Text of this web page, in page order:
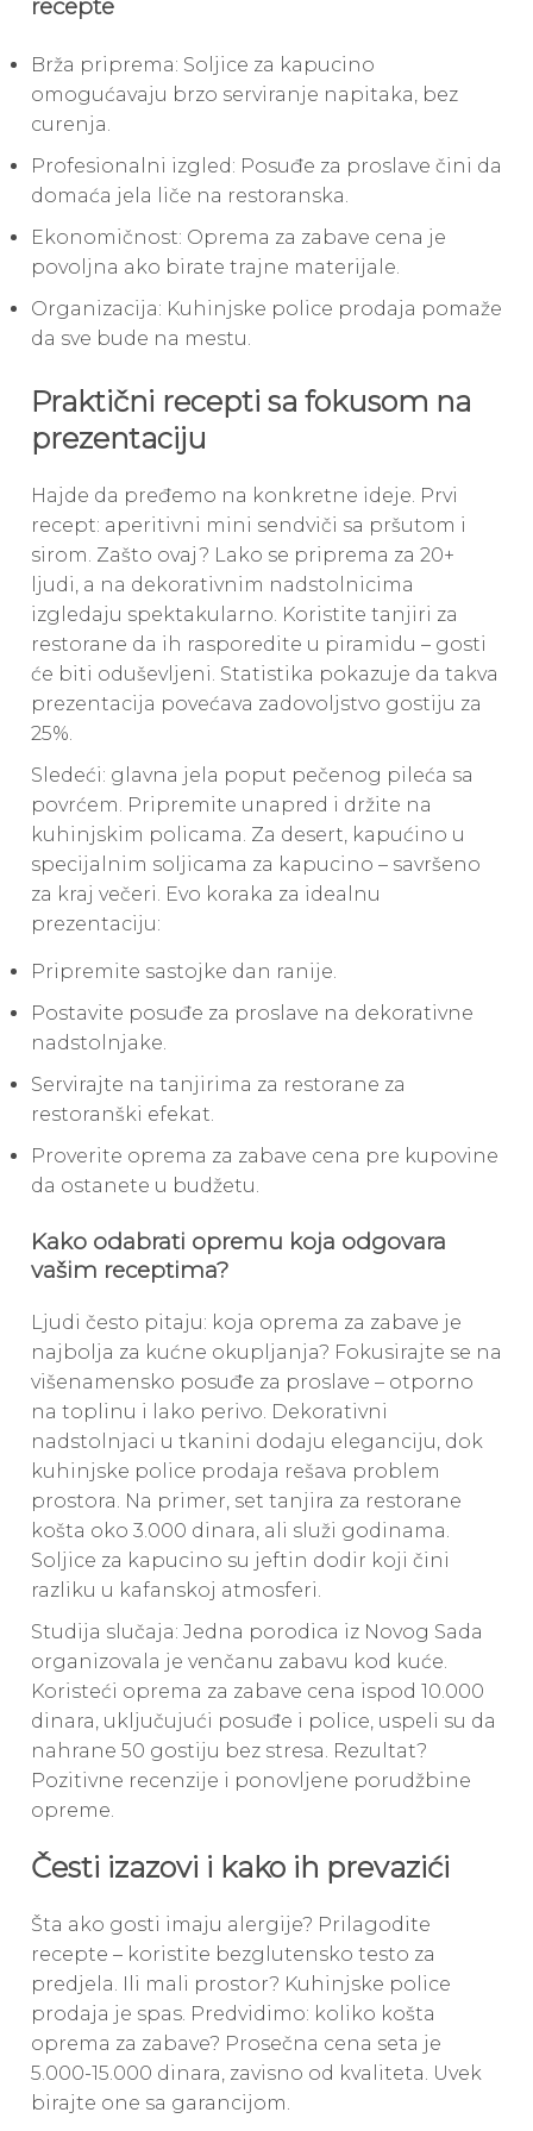
recepte
Brža priprema: Soljice za kapucino
omogućavaju brzo serviranje napitaka, bez
curenja.
Profesionalni izgled: Posuđe za proslave čini da
domaća jela liče na restoranska.
Ekonomičnost: Oprema za zabave cena je
povoljna ako birate trajne materijale.
Organizacija: Kuhinjske police prodaja pomaže
da sve bude na mestu.
Praktični recepti sa fokusom na
prezentaciju
Hajde da pređemo na konkretne ideje. Prvi
recept: aperitivni mini sendviči sa pršutom i
sirom. Zašto ovaj? Lako se priprema za 20+
ljudi, a na dekorativnim nadstolnicima
izgledaju spektakularno. Koristite tanjiri za
restorane da ih rasporedite u piramidu – gosti
će biti oduševljeni. Statistika pokazuje da takva
prezentacija povećava zadovoljstvo gostiju za
25%.
Sledeći: glavna jela poput pečenog pileća sa
povrćem. Pripremite unapred i držite na
kuhinjskim policama. Za desert, kapućino u
specijalnim soljicama za kapucino – savršeno
za kraj večeri. Evo koraka za idealnu
prezentaciju:
Pripremite sastojke dan ranije.
Postavite posuđe za proslave na dekorativne
nadstolnjake.
Servirajte na tanjirima za restorane za
restoranški efekat.
Proverite oprema za zabave cena pre kupovine
da ostanete u budžetu.
Kako odabrati opremu koja odgovara
vašim receptima?
Ljudi često pitaju: koja oprema za zabave je
najbolja za kućne okupljanja? Fokusirajte se na
višenamensko posuđe za proslave – otporno
na toplinu i lako perivo. Dekorativni
nadstolnjaci u tkanini dodaju eleganciju, dok
kuhinjske police prodaja rešava problem
prostora. Na primer, set tanjira za restorane
košta oko 3.000 dinara, ali služi godinama.
Soljice za kapucino su jeftin dodir koji čini
razliku u kafanskoj atmosferi.
Studija slučaja: Jedna porodica iz Novog Sada
organizovala je venčanu zabavu kod kuće.
Koristeći oprema za zabave cena ispod 10.000
dinara, uključujući posuđe i police, uspeli su da
nahrane 50 gostiju bez stresa. Rezultat?
Pozitivne recenzije i ponovljene porudžbine
opreme.
Česti izazovi i kako ih prevazići
Šta ako gosti imaju alergije? Prilagodite
recepte – koristite bezglutensko testo za
predjela. Ili mali prostor? Kuhinjske police
prodaja je spas. Predvidimo: koliko košta
oprema za zabave? Prosečna cena seta je
5.000-15.000 dinara, zavisno od kvaliteta. Uvek
birajte one sa garancijom.